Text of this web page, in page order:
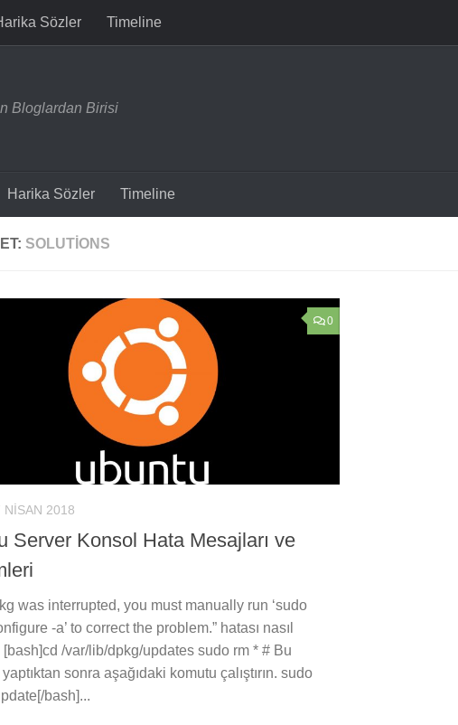
Sözler Timeline
Bloglardan Birisi
Harika Sözler Timeline
SOLUTIONS
0
NISAN 2018
Server Konsol Hata Mesajları ve
was interrupted, you must manually run ‘sudo
-a’ to correct the problem.” hatası nasıl
/var/lib/dpkg/updates sudo rm * # Bu
sonra aşağıdaki komutu çalıştırın. sudo
bash]...